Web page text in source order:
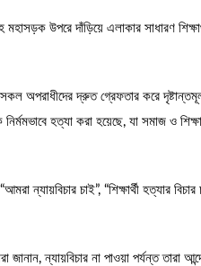
উপরে দাঁড়িয়ে এলাকার সাধারণ
অপরাধীদের দ্রুত গ্রেফতার করে
হত্যা করা হয়েছে, যা সমাজ ও
ন্যায়বিচার চাই”, “শিক্ষার্থী হত্যার
জানান, ন্যায়বিচার না পাওয়া পর্যন্ত তারা